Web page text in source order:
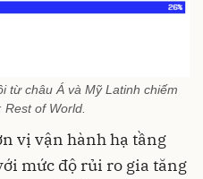
từ châu Á và Mỹ Latinh chiếm
of World.
vị vận hành hạ tầng
mức độ rủi ro gia tăng